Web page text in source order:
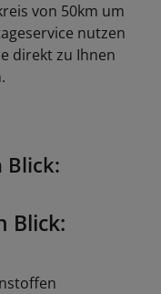
von 50km um
nutzen
direkt zu Ihnen
Blick:
Blick: